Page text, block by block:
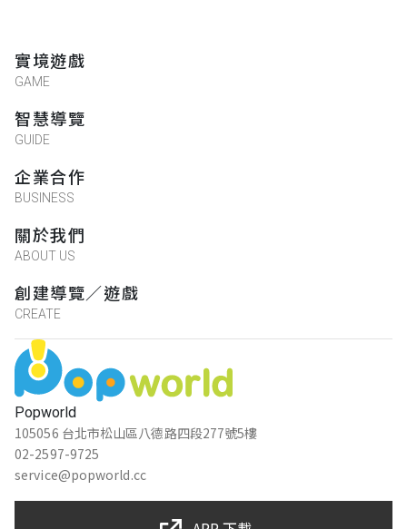
Popworld
105056 台北市松山區八德路四段277號5樓
02-2597-9725
service@popworld.cc
實境遊戲
GAME
智慧導覽
GUIDE
企業合作
BUSINESS
關於我們
ABOUT US
創建導覽／遊戲
CREATE